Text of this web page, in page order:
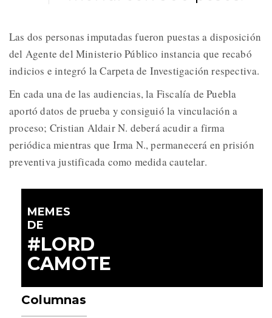
Las dos personas imputadas fueron puestas a disposición
del Agente del Ministerio Público instancia que recabó
indicios e integró la Carpeta de Investigación respectiva.
En cada una de las audiencias, la Fiscalía de Puebla
aportó datos de prueba y consiguió la vinculación a
proceso; Cristian Aldair N. deberá acudir a firma
periódica mientras que Irma N., permanecerá en prisión
preventiva justificada como medida cautelar.
MEMES
DE
#LORD
CAMOTE
Columnas